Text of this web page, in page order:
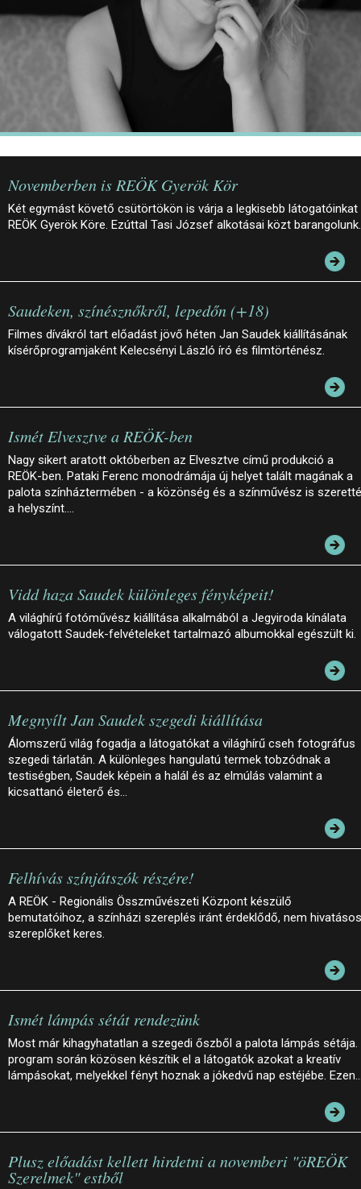
Novemberben is REÖK Gyerök Kör
Két egymást követő csütörtökön is várja a legkisebb látogatóinkat
REÖK Gyerök Köre. Ezúttal Tasi József alkotásai közt barangolunk.
Saudeken, színésznőkről, lepedőn (+18)
Filmes dívákról tart előadást jövő héten Jan Saudek kiállításának
kísérőprogramjaként Kelecsényi László író és filmtörténész.
Ismét Elvesztve a REÖK-ben
Nagy sikert aratott októberben az Elvesztve című produkció a
REÖK-ben. Pataki Ferenc monodrámája új helyet talált magának a
palota színháztermében - a közönség és a színművész is
a helyszínt.…
Vidd haza Saudek különleges fényképeit!
A világhírű fotóművész kiállítása alkalmából a Jegyiroda kínálata
válogatott Saudek-felvételeket tartalmazó albumokkal egészült ki.
Megnyílt Jan Saudek szegedi kiállítása
Álomszerű világ fogadja a látogatókat a világhírű cseh fotográfus
szegedi tárlatán. A különleges hangulatú termek tobzódnak a
testiségben, Saudek képein a halál és az elmúlás valamint a
kicsattanó életerő és…
Felhívás színjátszók részére!
A REÖK - Regionális Összművészeti Központ készülő
bemutatóihoz, a színházi szereplés iránt érdeklődő, nem hivatásos
szereplőket keres.
Ismét lámpás sétát rendezünk
Most már kihagyhatatlan a szegedi őszből a palota lámpás sétája.
program során közösen készítik el a látogatók azokat a kreatív
lámpásokat, melyekkel fényt hoznak a jókedvű nap estéjébe.
Plusz előadást kellett hirdetni a novemberi "öREÖK
Szerelmek" estből